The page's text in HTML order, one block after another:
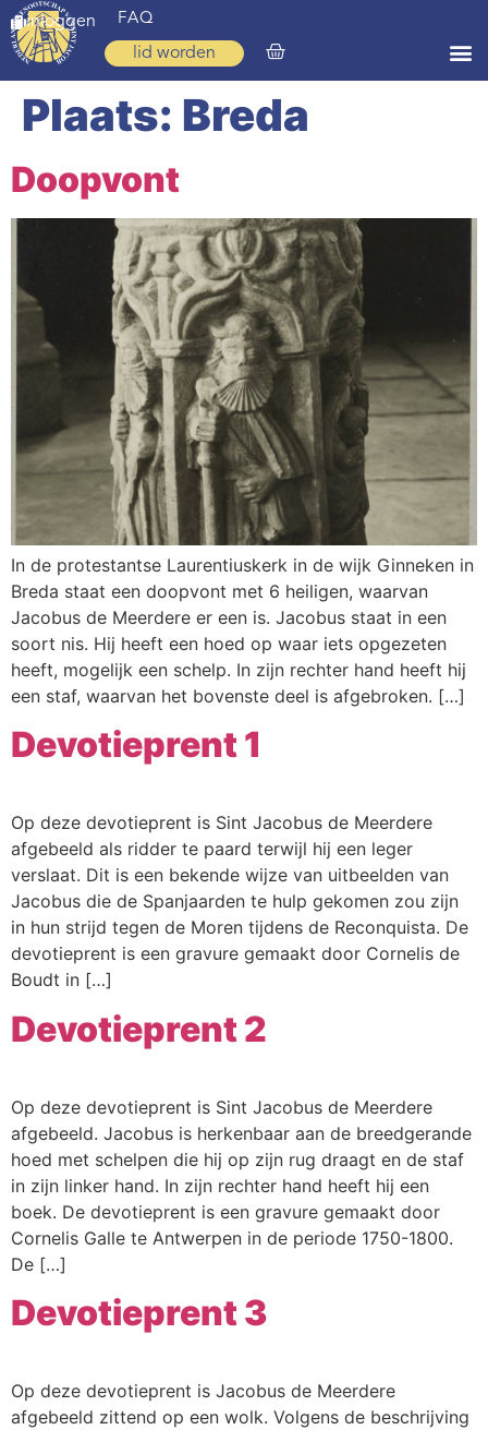
inloggen FAQ
lid worden
Home
Over ons
Spirituele reis
Agenda
Webshop
Contact
Plaats: Breda
Doopvont
In de protestantse Laurentiuskerk in de wijk Ginneken in
Breda staat een doopvont met 6 heiligen, waarvan
Jacobus de Meerdere er een is. Jacobus staat in een
soort nis. Hij heeft een hoed op waar iets opgezeten
heeft, mogelijk een schelp. In zijn rechter hand heeft hij
een staf, waarvan het bovenste deel is afgebroken. […]
Devotieprent 1
Op deze devotieprent is Sint Jacobus de Meerdere
afgebeeld als ridder te paard terwijl hij een leger
verslaat. Dit is een bekende wijze van uitbeelden van
Jacobus die de Spanjaarden te hulp gekomen zou zijn
in hun strijd tegen de Moren tijdens de Reconquista. De
devotieprent is een gravure gemaakt door Cornelis de
Boudt in […]
Devotieprent 2
Op deze devotieprent is Sint Jacobus de Meerdere
afgebeeld. Jacobus is herkenbaar aan de breedgerande
hoed met schelpen die hij op zijn rug draagt en de staf
in zijn linker hand. In zijn rechter hand heeft hij een
boek. De devotieprent is een gravure gemaakt door
Cornelis Galle te Antwerpen in de periode 1750-1800.
De […]
Devotieprent 3
Op deze devotieprent is Jacobus de Meerdere
afgebeeld zittend op een wolk. Volgens de beschrijving